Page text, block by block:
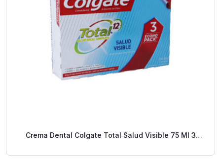
Crema Dental Colgate Total Salud Visible 75 Ml 3